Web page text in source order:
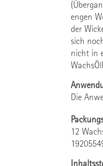
engen
der
sich
nicht in
Die
12